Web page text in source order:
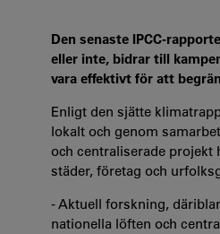
Den senaste IPCC-
eller inte, bidrar till
vara effektivt för att
Enligt den sjätte
lokalt och genom
och centraliserade projekt
städer, företag och
- Aktuell forskning,
nationella löften och